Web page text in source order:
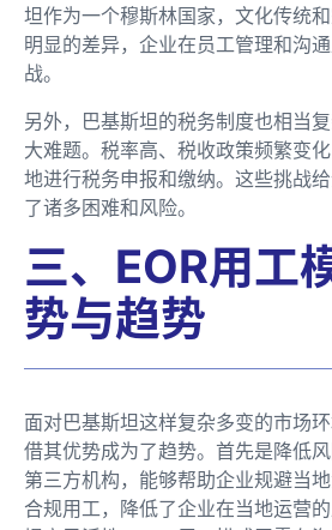
坦作为一个穆斯林国家，文化传统
明显的差异，企业在员工管理和沟
战。
另外，巴基斯坦的税务制度也相当
大难题。税率高、税收政策频繁变
地进行税务申报和缴纳。这些挑战
了诸多困难和风险。
三、EOR用工
势与趋势
面对巴基斯坦这样复杂多变的市场
借其优势成为了趋势。首先是降低
第三方机构，能够帮助企业规避当
合规用工，降低了企业在当地运营